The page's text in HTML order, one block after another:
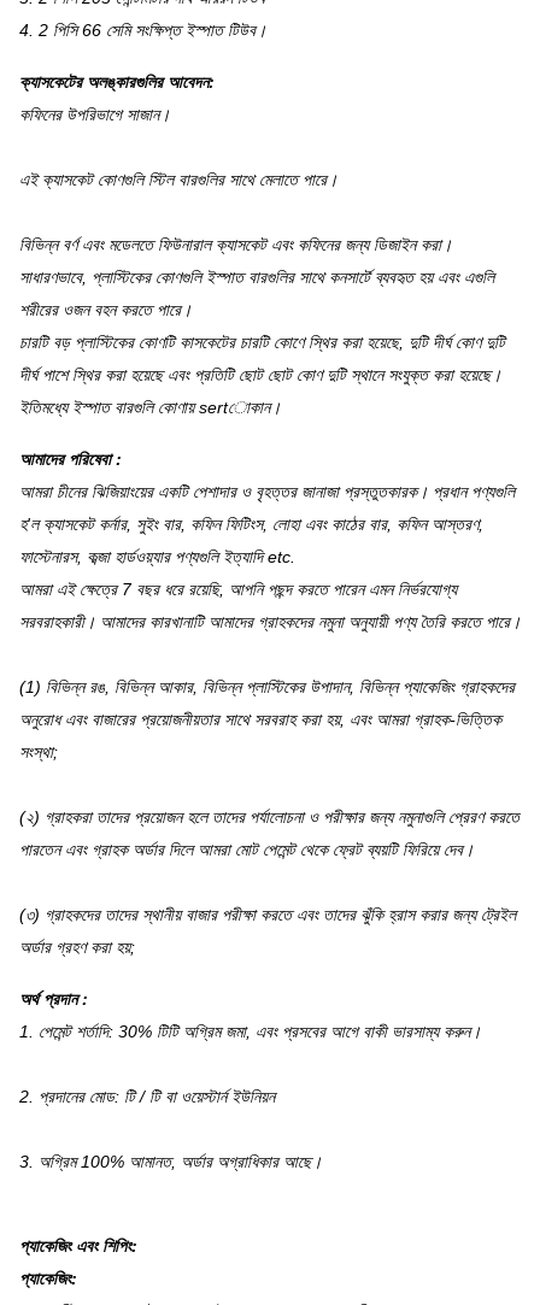
4. 2 পিসি 66 সেমি সংক্ষিপ্ত ইস্পাত টিউব।
ক্যাসকেটের অলঙ্কারগুলির আবেদন:
কফিনের উপরিভাগে সাজান।
এই ক্যাসকেট কোণগুলি স্টিল বারগুলির সাথে মেলাতে পারে।
বিভিন্ন বর্ণ এবং মডেলতে ফিউনারাল ক্যাসকেট এবং কফিনের জন্য ডিজাইন করা।
সাধারণভাবে, প্লাস্টিকের কোণগুলি ইস্পাত বারগুলির সাথে কনসার্টে ব্যবহৃত হয় এবং এগুলি
শরীরের ওজন বহন করতে পারে।
চারটি বড় প্লাস্টিকের কোণটি কাসকেটের চারটি কোণে স্থির করা হয়েছে, দুটি দীর্ঘ কোণ দুটি
দীর্ঘ পাশে স্থির করা হয়েছে এবং প্রতিটি ছোট ছোট কোণ দুটি স্থানে সংযুক্ত করা হয়েছে।
ইতিমধ্যে ইস্পাত বারগুলি কোণায় sertোকান।
আমাদের পরিষেবা :
আমরা চীনের ঝিজিয়াংয়ের একটি পেশাদার ও বৃহত্তর জানাজা প্রস্তুতকারক। প্রধান পণ্যগুলি
হ'ল ক্যাসকেট কর্নার, সুইং বার, কফিন ফিটিংস, লোহা এবং কাঠের বার, কফিন আস্তরণ,
ফাস্টেনারস, কব্জা হার্ডওয়্যার পণ্যগুলি ইত্যাদি etc.
আমরা এই ক্ষেত্রে 7 বছর ধরে রয়েছি, আপনি পছন্দ করতে পারেন এমন নির্ভরযোগ্য
সরবরাহকারী। আমাদের কারখানাটি আমাদের গ্রাহকদের নমুনা অনুযায়ী পণ্য তৈরি করতে পারে।
(1) বিভিন্ন রঙ, বিভিন্ন আকার, বিভিন্ন প্লাস্টিকের উপাদান, বিভিন্ন প্যাকেজিং গ্রাহকদের
অনুরোধ এবং বাজারের প্রয়োজনীয়তার সাথে সরবরাহ করা হয়, এবং আমরা গ্রাহক-ভিত্তিক
সংস্থা;
(২) গ্রাহকরা তাদের প্রয়োজন হলে তাদের পর্যালোচনা ও পরীক্ষার জন্য নমুনাগুলি প্রেরণ করতে
পারতেন এবং গ্রাহক অর্ডার দিলে আমরা মোট পেমেন্ট থেকে ফ্রেট ব্যয়টি ফিরিয়ে দেব।
(৩) গ্রাহকদের তাদের স্থানীয় বাজার পরীক্ষা করতে এবং তাদের ঝুঁকি হ্রাস করার জন্য ট্রেইল
অর্ডার গ্রহণ করা হয়;
অর্থ প্রদান :
1. পেমেন্ট শর্তাদি: 30% টিটি অগ্রিম জমা, এবং প্রসবের আগে বাকী ভারসাম্য করুন।
2. প্রদানের মোড: টি / টি বা ওয়েস্টার্ন ইউনিয়ন
3. অগ্রিম 100% আমানত, অর্ডার অগ্রাধিকার আছে।
প্যাকেজিং এবং শিপিং:
প্যাকেজিং: